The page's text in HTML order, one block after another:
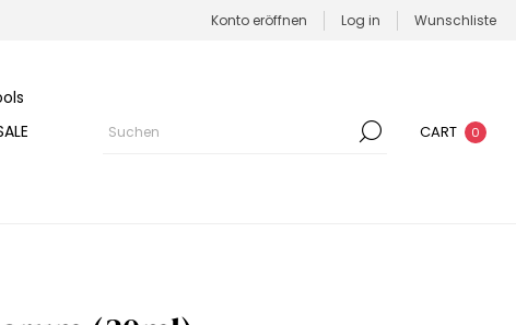
Konto eröffnen Log in Wunschliste
CART 0